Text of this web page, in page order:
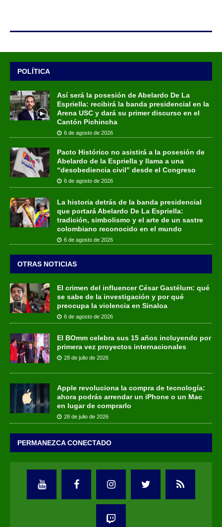
POLÍTICA
Así será la posesión de Abelardo De La
Espriella: recibirá la banda presidencial en la
Arena USC y dará su primer discurso en el
Cantón Pichincha
6 de agosto de 2026
Pacto Histórico no asistirá a la posesión de
Abelardo de la Espriella y llama a una
“desobediencia civil” desde el Congreso
6 de agosto de 2026
La historia detrás de la banda presidencial
que portará Abelardo De La Espriella:
tradición, simbolismo y el arte de un sastre
colombiano reconocido en el mundo
6 de agosto de 2026
OTRAS NOTICIAS
El crimen del influencer César Gastélum: qué
se sabe de la investigación y por qué
preocupa la violencia en Sinaloa
6 de agosto de 2026
El BOmm celebra sus 15 años incluyendo por
primera vez proyectos internacionales
28 de julio de 2026
Apple revoluciona la compra de tecnología:
ahora podrás arrendar un iPhone o un Mac
en lugar de comprarlo
28 de julio de 2026
PERMANEZCA CONECTADO